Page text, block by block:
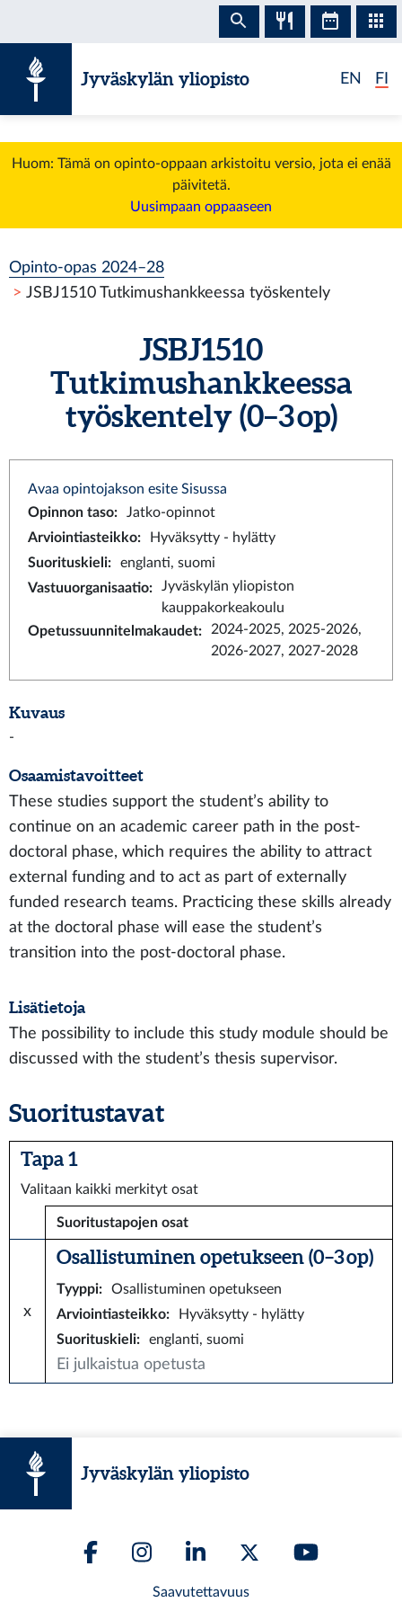
Jyväskylän yliopisto EN FI
Huom: Tämä on opinto-oppaan arkistoitu versio, jota ei enää
päivitetä.
Uusimpaan oppaaseen
Opinto-opas 2024–28
JSBJ1510 Tutkimushankkeessa työskentely
JSBJ1510
Tutkimushankkeessa
työskentely (0–3 op)
Avaa opintojakson esite Sisussa
Opinnon taso:
Jatko-opinnot
Arviointiasteikko:
Hyväksytty - hylätty
Suorituskieli:
englanti, suomi
Vastuuorganisaatio:
Jyväskylän yliopiston
kauppakorkeakoulu
Opetussuunnitelmakaudet:
2024-2025, 2025-2026,
2026-2027, 2027-2028
Kuvaus
-
Osaamistavoitteet
These studies support the student’s ability to
continue on an academic career path in the post-
doctoral phase, which requires the ability to attract
external funding and to act as part of externally
funded research teams. Practicing these skills already
at the doctoral phase will ease the student’s
transition into the post-doctoral phase.
Lisätietoja
The possibility to include this study module should be
discussed with the student’s thesis supervisor.
Suoritustavat
Tapa 1
Valitaan kaikki merkityt osat
Suoritustapojen osat
x
Osallistuminen opetukseen (0–3 op)
Tyyppi:
Osallistuminen opetukseen
Arviointiasteikko:
Hyväksytty - hylätty
Suorituskieli: englanti, suomi
Ei julkaistua opetusta
Jyväskylän yliopisto
Saavutettavuus